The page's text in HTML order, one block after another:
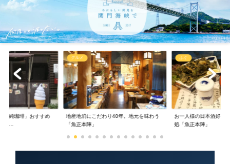
40年。地元を味わう
ふぐ
お一人様の日本酒好きにもお勧め、大衆肴
処「魚正本陣」
グルメ
【リニューアル】リピ
ラピストのお店が3...